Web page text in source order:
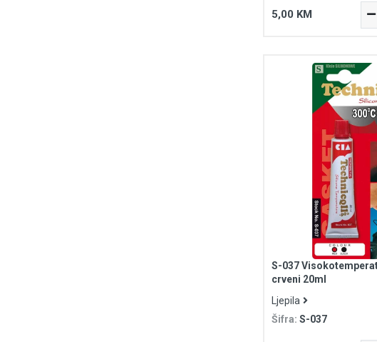
5,00 KM
S-037
crveni 20ml
Ljepila
Šifra:S-037